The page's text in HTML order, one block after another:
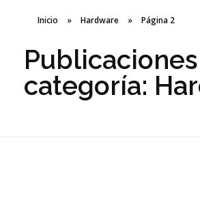
Inicio » Hardware » Página 2
categoría: